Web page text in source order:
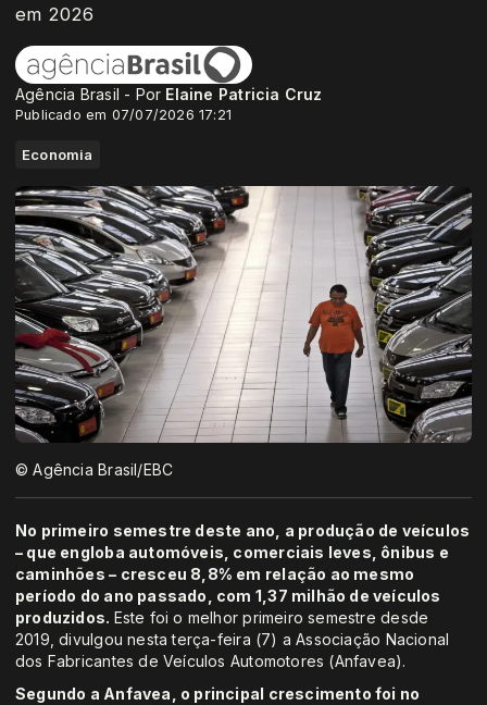
em 2026
Agência Brasil - Por Elaine Patricia Cruz
Publicado em 07/07/2026 17:21
Economia
© Agência Brasil/EBC
No primeiro semestre deste ano, a produção de veículos
– que engloba automóveis, comerciais leves, ônibus e
caminhões – cresceu 8,8% em relação ao mesmo
período do ano passado, com 1,37 milhão de veículos
produzidos. Este foi o melhor primeiro semestre desde
2019, divulgou nesta terça-feira (7) a Associação Nacional
dos Fabricantes de Veículos Automotores (Anfavea).
Segundo a Anfavea, o principal crescimento foi no